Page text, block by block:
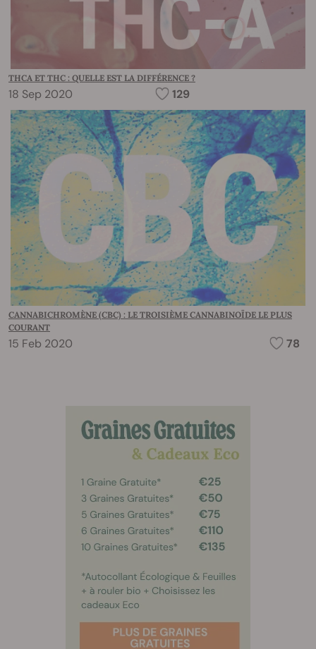
THCA ET THC : QUELLE EST LA DIFFÉRENCE ?
18 Sep 2020 129
CANNABICHROMÈNE (CBC) : LE TROISIÈME CANNABINOÏDE LE PLUS
COURANT
15 Feb 2020 78